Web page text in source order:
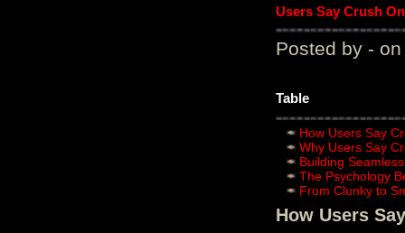
Users Say Crush
Posted by - on
Table
How Users Say
Why Users Say
Building
The Psychology
From Clunky to
How Users